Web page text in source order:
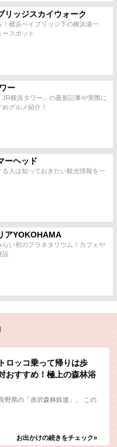
リッジスカイウォーク
！横浜ベイブリッジ下の横浜港一
スポット
ー
JR横浜タワー」の最新記事や実際に
グルメ紹介！
ーヘッド
る人は知っておきたい観光情報を一
アYOKOHAMA
らい初のプラネタリウム！カフェや
設
ロッコ乗って帰りは歩
おすすめ！極上の森林浴
野県の「赤沢森林鉄道」。 この
お出かけの続きをチェック»